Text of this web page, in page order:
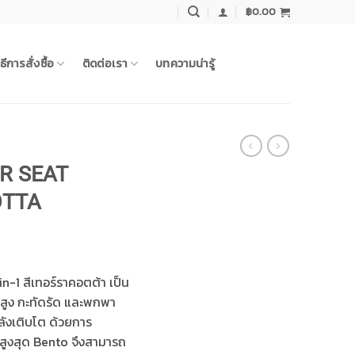
฿0.00
การสั่งซื้อ ติดต่อเรา บทความน่ารู้
SEAT
1 สีเทอร์ราคอตต้า เป็น
สูง กะทัดรัด และพกพา
งเติบโต ด้วยการ
งสุด Bento จึงสามารถ